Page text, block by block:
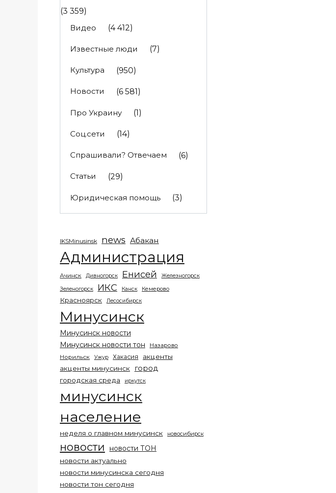
(3 359)
Видео
(4 412)
Известные люди (7)
Культура (950)
Новости (6 581)
Про Украину (1)
Соц.сети (14)
Спрашивали? Отвечаем (6)
Статьи (29)
Юридическая помощь (3)
IKSMinusinsk news Абакан
Администрация
Ачинск Дивногорск Енисей Железногорск
Зеленогорск ИКС Канск Кемерово
Красноярск Лесосибирск
Минусинск
Минусинск новости
Минусинск новости тон
Назарово
Норильск
Ужур Хакасия
акценты
акценты минусинск
город
городская среда иркутск
минусинск
население
неделя о главном минусинск новосибирск
новости новости ТОН
новости актуально
новости минусинска сегодня
новости тон сегодня